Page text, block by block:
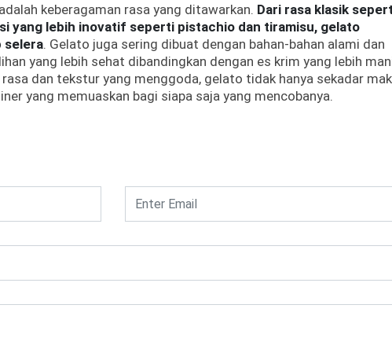
keberagaman rasa yang ditawarkan. Dari rasa klasik
yang lebih inovatif seperti pistachio dan tiramisu, gelato
selera. Gelato juga sering dibuat dengan bahan-bahan alami dan
yang lebih sehat dibandingkan dengan es krim yang lebih
rasa dan tekstur yang menggoda, gelato tidak hanya sekadar
yang memuaskan bagi siapa saja yang mencobanya.